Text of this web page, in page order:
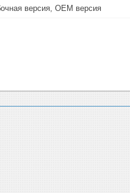
версия, OEM версия